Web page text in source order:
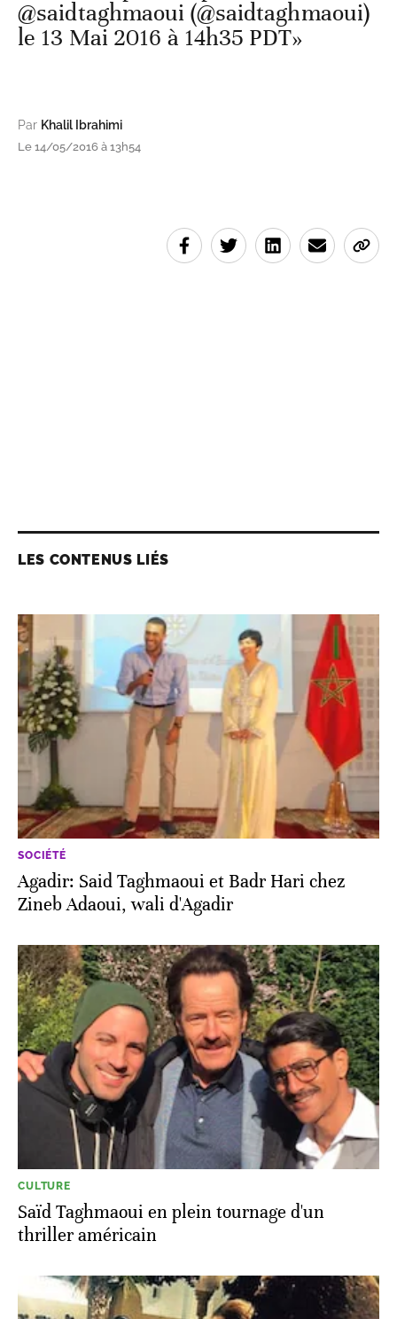
@saidtaghmaoui (@saidtaghmaoui)
le 13 Mai 2016 à 14h35 PDT»
Par Khalil Ibrahimi
Le 14/05/2016 à 13h54
LES CONTENUS LIÉS
SOCIÉTÉ
Agadir: Said Taghmaoui et Badr Hari chez
Zineb Adaoui, wali d'Agadir
CULTURE
Saïd Taghmaoui en plein tournage d'un
thriller américain